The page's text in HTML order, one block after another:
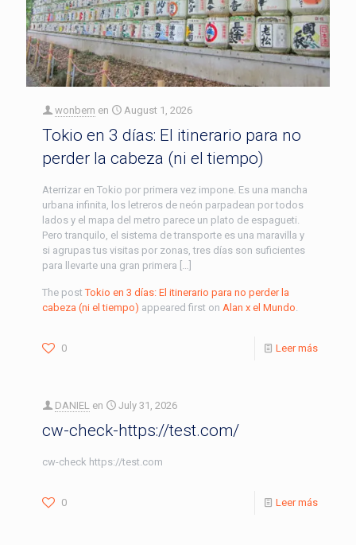
wonbern en August 1, 2026
Tokio en 3 días: El itinerario para no
perder la cabeza (ni el tiempo)
Aterrizar en Tokio por primera vez impone. Es una mancha
urbana infinita, los letreros de neón parpadean por todos
lados y el mapa del metro parece un plato de espagueti.
Pero tranquilo, el sistema de transporte es una maravilla y
si agrupas tus visitas por zonas, tres días son suficientes
para llevarte una gran primera […]
The postTokio en 3 días: El itinerario para no perder la
cabeza (ni el tiempo) appeared first on Alan x el Mundo.
0 Leer más
DANIEL en July 31, 2026
cw-check-https://test.com/
cw-check https://test.com
0 Leer más